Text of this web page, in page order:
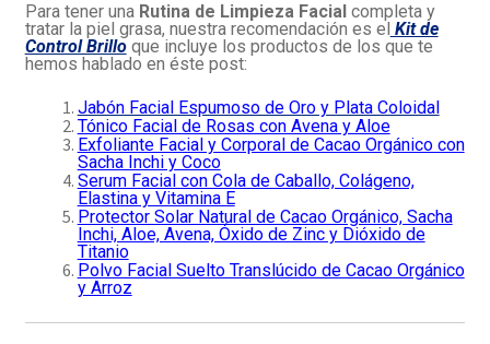
Para tener una Rutina de Limpieza Facial completa y
tratar la piel grasa, nuestra recomendación es el Kit de
Control Brilloque incluye los productos de los que te
hemos hablado en éste post:
Jabón Facial Espumoso de Oro y Plata Coloidal
Tónico Facial de Rosas con Avena y Aloe
Exfoliante Facial y Corporal de Cacao Orgánico con
Sacha Inchi y Coco
Serum Facial con Cola de Caballo, Colágeno,
Elastina y Vitamina E
Protector Solar Natural de Cacao Orgánico, Sacha
Inchi, Aloe, Avena, Óxido de Zinc y Dióxido de
Titanio
Polvo Facial Suelto Translúcido de Cacao Orgánico
y Arroz